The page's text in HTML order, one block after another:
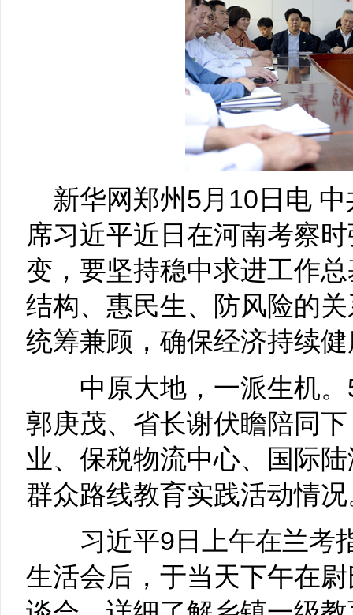
新华网郑州 5月10日电
席习近平近日在河南考察
变，要坚持稳中求进工作
结构、惠民生、防风险的
统筹兼顾，确保经济持续
中原大地，一派生机。
郭庚茂、省长谢伏瞻陪同
业、保税物流中心、国际
群众路线教育实践活动情
习近平9日上午在兰考
生活会后，于当天下午在